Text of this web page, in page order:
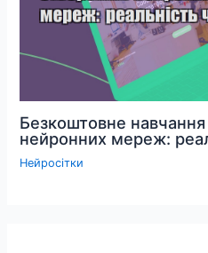
Безкоштовне
нейронних мереж:
Нейросітки